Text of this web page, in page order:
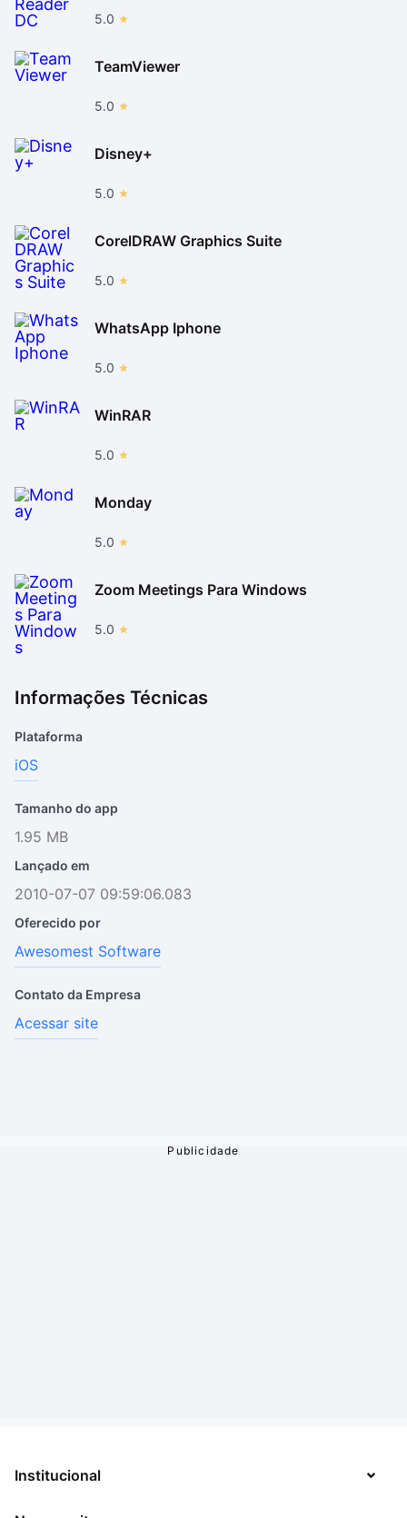
5.0
TeamViewer
5.0
Disney+
5.0
CorelDRAW Graphics Suite
5.0
WhatsApp Iphone
5.0
WinRAR
5.0
Monday
5.0
Zoom Meetings Para Windows
5.0
Informações Técnicas
Plataforma
iOS
Tamanho do app
1.95 MB
Lançado em
2010-07-07 09:59:06.083
Oferecido por
Awesomest Software
Contato da Empresa
Acessar site
Institucional